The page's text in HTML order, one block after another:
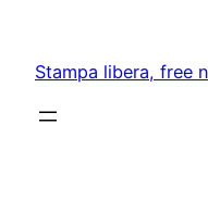
content
Stampa libera, free